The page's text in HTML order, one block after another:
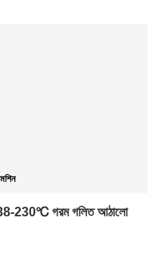
38-230℃ গরম গলিত আঠালো